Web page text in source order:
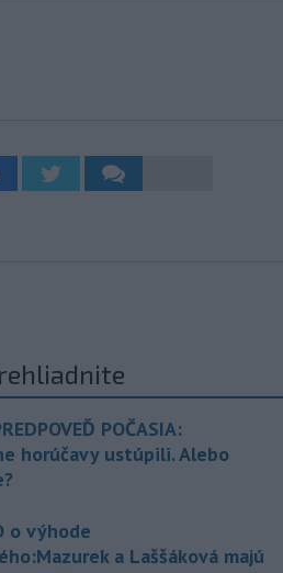
POČASIA:
horúčavy ustúpili. Alebo
o výhode
a Laššáková majú